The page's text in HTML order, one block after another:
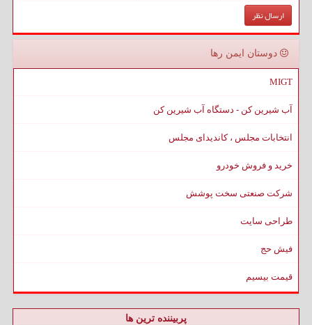
دوستان ایمن رها
MIGT
آب شیرین کن - دستگاه آب شیرین کن
انتخابات مجلس ، کاندیدای مجلس
خرید و فروش خودرو
شرکت صنعتی سخت پوشش
طراحی سایت
فیش حج
قیمت بیسیم
پربیننده ترین ها